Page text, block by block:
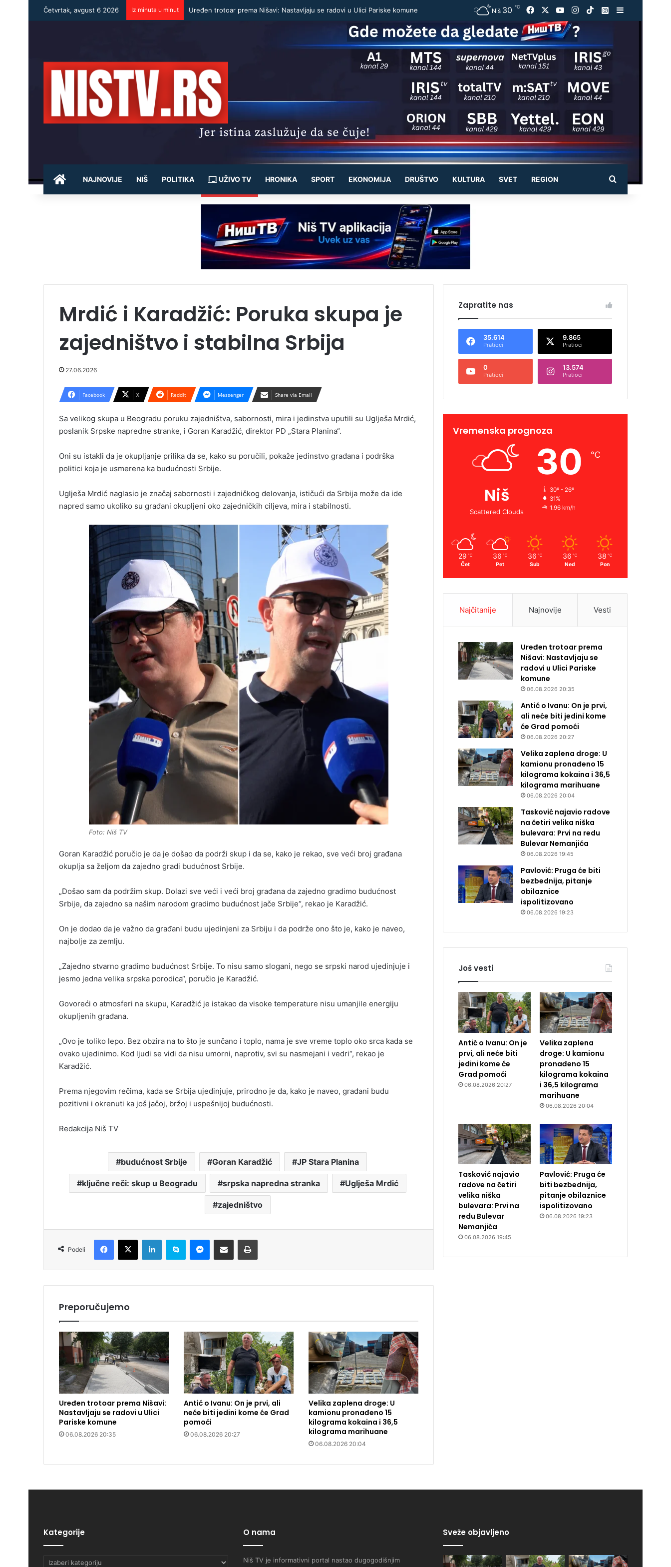
Četvrtak, avgust 6 2026 Iz minuta u minut Uređen trotoar prema Nišavi: Nastavljaju se radovi u Ulici Pariske komune Niš 30 ℃ Facebook YouTubeInstagram
TikTokInstagram
POČETNA
NAJNOVIJE NIŠ POLITIKA UŽIVO TV HRONIKA SPORT EKONOMIJA DRUŠTVO KULTURA SVET REGION Pretraži
Mrdić i Karadžić: Poruka skupa je
zajedništvo i stabilna Srbija
27.06.2026
Facebook X Reddit Messenger Share via Email
Sa velikog skupa u Beogradu poruku zajedništva, sabornosti, mira i jedinstva uputili su Uglješa Mrdić,
poslanik Srpske napredne stranke, i Goran Karadžić, direktor PD „Stara Planina“.
Oni su istakli da je okupljanje prilika da se, kako su poručili, pokaže jedinstvo građana i podrška
politici koja je usmerena ka budućnosti Srbije.
Uglješa Mrdić naglasio je značaj sabornosti i zajedničkog delovanja, ističući da Srbija može da ide
napred samo ukoliko su građani okupljeni oko zajedničkih ciljeva, mira i stabilnosti.
Foto: Niš TV
Goran Karadžić poručio je da je došao da podrži skup i da se, kako je rekao, sve veći broj građana
okuplja sa željom da zajedno gradi budućnost Srbije.
„Došao sam da podržim skup. Dolazi sve veći i veći broj građana da zajedno gradimo budućnost
Srbije, da zajedno sa našim narodom gradimo budućnost jače Srbije“, rekao je Karadžić.
On je dodao da je važno da građani budu ujedinjeni za Srbiju i da podrže ono što je, kako je naveo,
najbolje za zemlju.
„Zajedno stvarno gradimo budućnost Srbije. To nisu samo slogani, nego se srpski narod ujedinjuje i
jesmo jedna velika srpska porodica“, poručio je Karadžić.
Govoreći o atmosferi na skupu, Karadžić je istakao da visoke temperature nisu umanjile energiju
okupljenih građana.
„Ovo je toliko lepo. Bez obzira na to što je sunčano i toplo, nama je sve vreme toplo oko srca kada se
ovako ujedinimo. Kod ljudi se vidi da nisu umorni, naprotiv, svi su nasmejani i vedri“, rekao je
Karadžić.
Prema njegovim rečima, kada se Srbija ujedinjuje, prirodno je da, kako je naveo, građani budu
pozitivni i okrenuti ka još jačoj, bržoj i uspešnijoj budućnosti.
Redakcija Niš TV
budućnost Srbije Goran Karadžić JP Stara Planina
ključne reči: skup u Beogradu srpska napredna stranka Uglješa Mrdić
zajedništvo
Podeli
Preporučujemo
Uređen trotoar prema Nišavi:
Nastavljaju se radovi u Ulici
Pariske komune
06.08.2026 20:35
Antić o Ivanu: On je prvi, ali
neće biti jedini kome će Grad
pomoći
06.08.2026 20:27
Velika zaplena droge: U
kamionu pronađeno 15
kilograma kokaina i 36,5
kilograma marihuane
06.08.2026 20:04
Zapratite nas
35.614
Pratioci
9.865
Pratioci
0
Pratioci
13.574
Pratioci
Vremenska prognoza
Niš
Scattered Clouds
30 ℃
30º - 26º
31%
1.96 km/h
29 ℃
Čet
36 ℃
Pet
36 ℃
Sub
36 ℃
Ned
38 ℃
Pon
Najčitanije Najnovije Vesti
Uređen trotoar prema
Nišavi: Nastavljaju se
radovi u Ulici Pariske
komune
06.08.2026 20:35
Antić o Ivanu: On je prvi,
ali neće biti jedini kome
će Grad pomoći
06.08.2026 20:27
Velika zaplena droge: U
kamionu pronađeno 15
kilograma kokaina i 36,5
kilograma marihuane
06.08.2026 20:04
Tasković najavio radove
na četiri velika niška
bulevara: Prvi na redu
Bulevar Nemanjića
06.08.2026 19:45
Pavlović: Pruga će biti
bezbednija, pitanje
obilaznice
ispolitizovano
06.08.2026 19:23
Još vesti
Antić o Ivanu: On je
prvi, ali neće biti
jedini kome će
Grad pomoći
06.08.2026 20:27
Velika zaplena
droge: U kamionu
pronađeno 15
kilograma kokaina
i 36,5 kilograma
marihuane
06.08.2026 20:04
Tasković najavio
radove na četiri
velika niška
bulevara: Prvi na
redu Bulevar
Nemanjića
06.08.2026 19:45
Pavlović: Pruga će
biti bezbednija,
pitanje obilaznice
ispolitizovano
06.08.2026 19:23
Kategorije
Kategorije
O nama
Niš TV je informativni portal nastao dugogodišnjim
Sveže objavljeno